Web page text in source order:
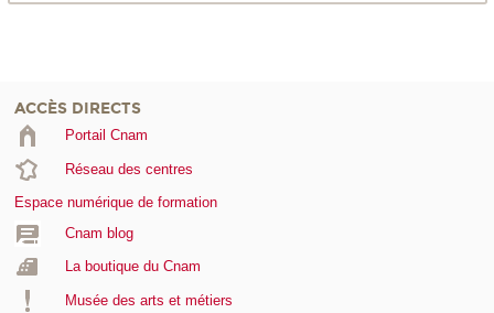
ACCÈS DIRECTS
Portail Cnam
Réseau des centres
Espace numérique de formation
Cnam blog
La boutique du Cnam
Musée des arts et métiers